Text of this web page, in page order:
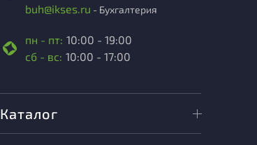
buh@ikses.ru - Бухгалтерия
пн - пт: 10:00 - 19:00
сб - вс: 10:00 - 17:00
Каталог